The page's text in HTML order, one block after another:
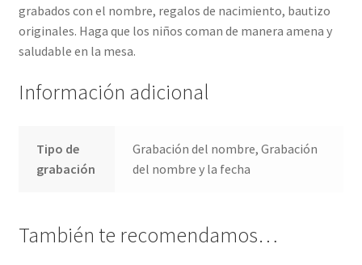
grabados con el nombre, regalos de nacimiento, bautizo
originales. Haga que los niños coman de manera amena y
saludable en la mesa.
Información adicional
Tipo de
grabación
Grabación del nombre, Grabación
del nombre y la fecha
También te recomendamos…